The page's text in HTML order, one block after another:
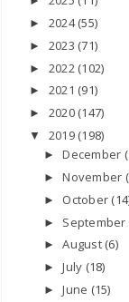
► 2024(55)
► 2023 (71)
► 2022 (102)
► 2021 (91)
► 2020 (147)
▼ 2019 (198)
►December
►November
► October
► September
►August (6)
►July (18)
►June (15)